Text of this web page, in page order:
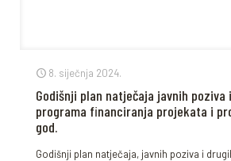
8. siječnja 2024.
Godišnji plan natječaja javnih poziva
programa financiranja projekata i
god.
Godišnji plan natječaja, javnih poziva i